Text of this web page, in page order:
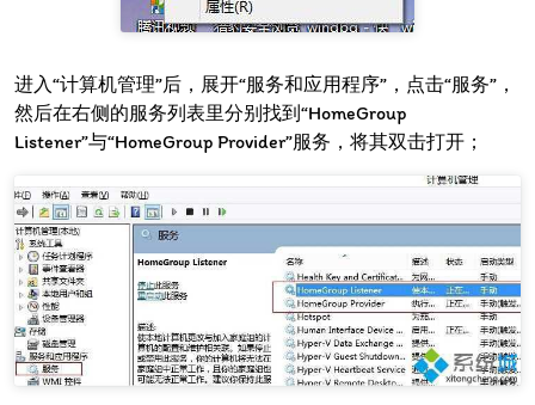
进入“计算机管理”后，展开“服务和应用程序”，点击“服务”，
然后在右侧的服务列表里分别找到“HomeGroup
Listener”与“HomeGroup Provider”服务，将其双击打开；